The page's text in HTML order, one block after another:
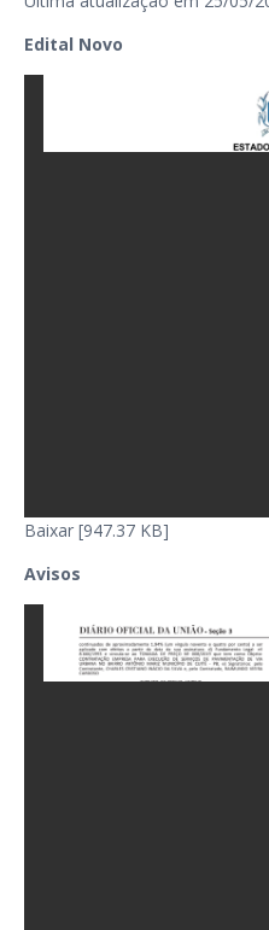
Edital Novo
Baixar [947.37 KB]
Avisos